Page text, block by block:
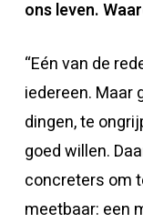
ons leven.
“Eén van de
iedereen. Maar
dingen, te
goed willen.
concreters om
meetbaar: een